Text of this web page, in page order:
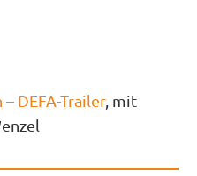
DEFA-Trailer, mit